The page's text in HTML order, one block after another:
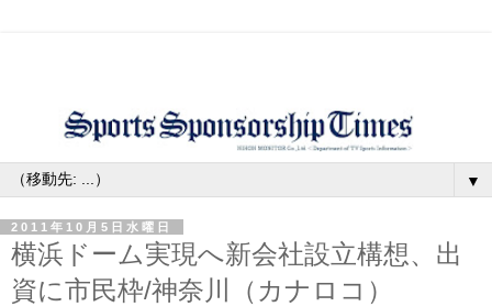
▼
2011年10月5日水曜日
横浜ドーム実現へ新会社設立構想、出
資に市民枠/神奈川（カナロコ）